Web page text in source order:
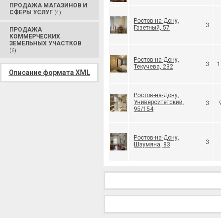
ПРОДАЖА МАГАЗИНОВ И
СФЕРЫ УСЛУГ (4)
ПРОДАЖА
КОММЕРЧЕСКИХ
ЗЕМЕЛЬНЫХ УЧАСТКОВ
(6)
Описание формата XML
Ростов-на-Дону,
Газетный, 57
3
Ростов-на-Дону,
Текучева, 232
3
Ростов-на-Дону,
Университетский,
95/154
3
Ростов-на-Дону,
Шаумяна, 83
3